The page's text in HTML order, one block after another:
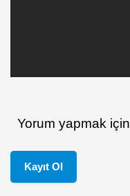
Yorum yapmak için
Kayıt Ol